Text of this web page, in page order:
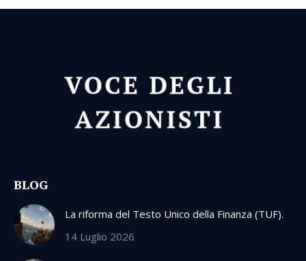
BLOG
La riforma del Testo Unico della Finanza (TUF).
14 Luglio 2026